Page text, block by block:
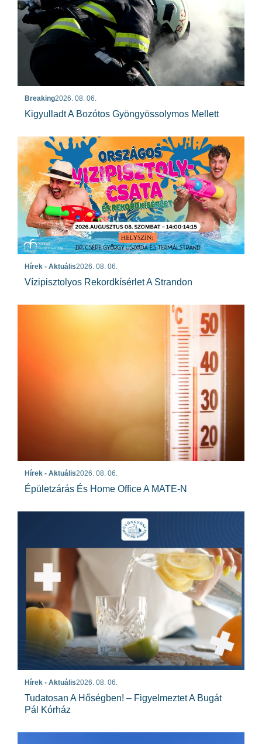
Breaking2026. 08. 06.
Kigyulladt A Bozótos Gyöngyössolymos Mellett
Hírek - Aktuális2026. 08. 06.
Vízipisztolyos Rekordkísérlet A Strandon
Hírek - Aktuális2026. 08. 06.
Épületzárás És Home Office A MATE-N
Hírek - Aktuális2026. 08. 06.
Tudatosan A Hőségben! – Figyelmeztet A Bugát
Pál Kórház